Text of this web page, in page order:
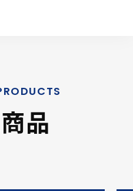
品